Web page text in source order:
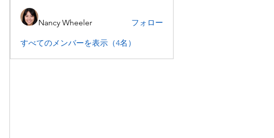
Nancy Wheeler フォロー
すべてのメンバーを表示（4名）